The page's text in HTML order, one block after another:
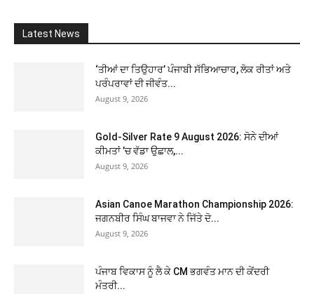
Latest News
‘ਤੀਆਂ ਦਾ ਤਿਉਹਾਰ’ ਪੰਜਾਬੀ ਸੱਭਿਆਚਾਰ, ਲੋਕ ਰੀਤਾਂ ਅਤੇ
ਪਰੰਪਰਾਵਾਂ ਦੀ ਜੀਵੰਤ...
August 9, 2026
Gold-Silver Rate 9 August 2026: ਸੋਨੇ ਦੀਆਂ
ਕੀਮਤਾਂ ’ਚ ਵੱਡਾ ਉਛਾਲ,...
August 9, 2026
Asian Canoe Marathon Championship 2026:
ਜਗਨਬੀਰ ਸਿੰਘ ਬਾਜਵਾ ਨੇ ਜਿੱਤੇ ਦੋ...
August 9, 2026
ਪੰਜਾਬ ਵਿਕਾਸ ਨੂੰ ਲੈ ਕੇ CM ਭਗਵੰਤ ਮਾਨ ਦੀ ਕੇਂਦਰੀ
ਮੰਤਰੀ...